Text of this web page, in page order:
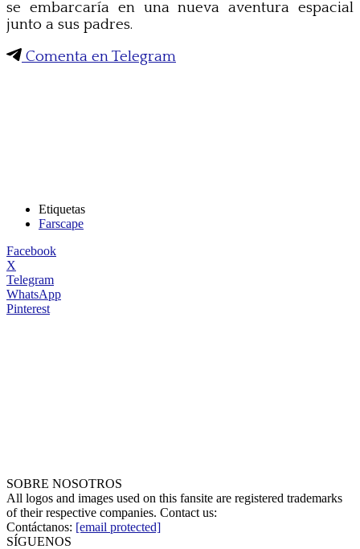
se embarcaría en una nueva aventura espacial
junto a sus padres.
Comenta en Telegram
Etiquetas
Farscape
Facebook
X
Telegram
WhatsApp
Pinterest
SOBRE NOSOTROS
All logos and images used on this fansite are registered trademarks
of their respective companies. Contact us:
Contáctanos: [email protected]
SÍGUENOS